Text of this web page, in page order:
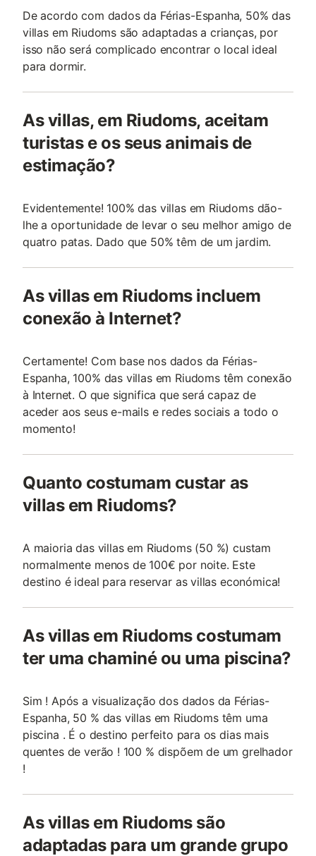
De acordo com dados da Férias-Espanha, 50% das
villas em Riudoms são adaptadas a crianças, por
isso não será complicado encontrar o local ideal
para dormir.
As villas, em Riudoms, aceitam
turistas e os seus animais de
estimação?
Evidentemente! 100% das villas em Riudoms dão-
lhe a oportunidade de levar o seu melhor amigo de
quatro patas. Dado que 50% têm de um jardim.
As villas em Riudoms incluem
conexão à Internet?
Certamente! Com base nos dados da Férias-
Espanha, 100% das villas em Riudoms têm conexão
à Internet. O que significa que será capaz de
aceder aos seus e-mails e redes sociais a todo o
momento!
Quanto costumam custar as
villas em Riudoms?
A maioria das villas em Riudoms (50 %) custam
normalmente menos de 100€ por noite. Este
destino é ideal para reservar as villas económica!
As villas em Riudoms costumam
ter uma chaminé ou uma piscina?
Sim ! Após a visualização dos dados da Férias-
Espanha, 50 % das villas em Riudoms têm uma
piscina . É o destino perfeito para os dias mais
quentes de verão ! 100 % dispõem de um grelhador
!
As villas em Riudoms são
adaptadas para um grande grupo